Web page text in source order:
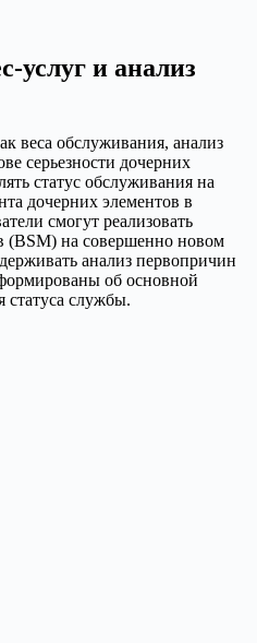
услуг и анализ
веса обслуживания, анализ
серьезности дочерних
статус обслуживания на
дочерних элементов в
смогут реализовать
(BSM) на совершенно новом
анализ первопричин
об основной
службы.